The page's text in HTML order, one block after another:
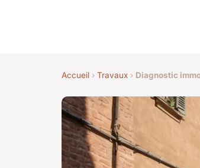
Accueil › Travaux › Diagnostic